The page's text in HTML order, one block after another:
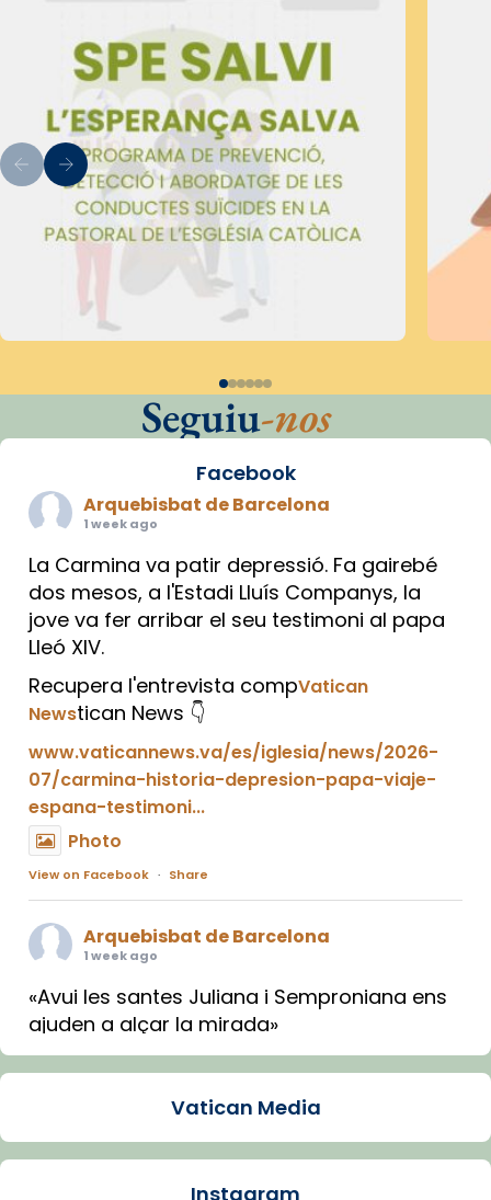
Seguiu-nos
Facebook
Arquebisbat de Barcelona
1 week ago
La Carmina va patir depressió. Fa gairebé
dos mesos, a l'Estadi Lluís Companys, la
jove va fer arribar el seu testimoni al papa
Lleó XIV.
Recupera l'entrevista compVatican
Newstican News 👇
www.vaticannews.va/es/iglesia/news/2026-
07/carmina-historia-depresion-papa-viaje-
espana-testimoni...
Photo
View on Facebook · Share
Arquebisbat de Barcelona
1 week ago
«Avui les santes Juliana i Semproniana ens
ajuden a alçar la mirada»
Mons. Sergi Gordo, bisbe de Tortosa, ha
Santes de Mataró.
🔗tinyurl.com/cvu5jmbk
Vatican Media
Instagram